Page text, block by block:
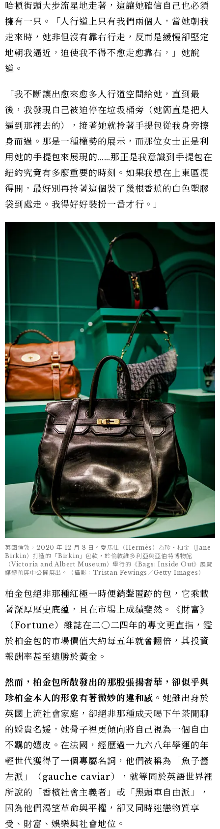
哈頓街頭大步流星地走著，這讓她確信自己也必須
擁有一只。「人行道上只有我們兩個人，當她朝我
走來時，她非但沒有靠右行走，反而是緩慢卻堅定
地朝我逼近，迫使我不得不愈走愈靠右，」她說
道。
「我不斷讓出愈來愈多人行道空間給她，直到最
後，我發現自己被迫停在垃圾桶旁（她簡直是把人
逼到那裡去的），接著她就拎著手提包從我身旁擦
身而過。那是一種權勢的展示，而那位女士正是利
用她的手提包來展現的……那正是我意識到手提包在
紐約究竟有多麼重要的時刻。如果我想在上東區混
得開，最好別再拎著這個裝了幾根香蕉的白色塑膠
袋到處走。我得好好裝扮一番才行。」
英國倫敦，2020 年 12 月 8 日。愛馬仕（Hermès）為珍・柏金（Jane
Birkin）打造的「Birkin」包款，於倫敦維多利亞與亞伯特博物館
（Victoria and Albert Museum）舉行的《Bags: Inside Out》展覽
媒體預展中公開展出。（攝影：Tristan Fewings／Getty Images）
柏金包絕非那種紅極一時便銷聲匿跡的包，它乘載
著深厚歷史底蘊，且在市場上成績斐然。《財富》
（Fortune）雜誌在二○二四年的專文更直指，鑑
於柏金包的市場價值大約每五年就會翻倍，其投資
報酬率甚至遠勝於黃金。
然而，柏金包所散發出的那股張揚奢華，卻似乎與
珍柏金本人的形象有著微妙的違和感。 她雖出身於
英國上流社會家庭，卻絕非那種成天喝下午茶閒聊
的嬌貴名媛，她骨子裡更傾向將自己視為一個自由
不羈的嬉皮。在法國，經歷過一九六八年學運的年
輕世代獲得了一個專屬名詞，他們被稱為「魚子醬
左派」（gauche caviar），就等同於英語世界裡
所說的「香檳社會主義者」或「黑頭車自由派」，
因為他們渴望革命與平權，卻又同時迷戀物質享
受、財富、娛樂與社會地位。